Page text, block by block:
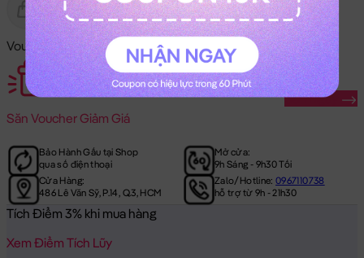
Gửi Tặng Hết Hàng
Voucher Mã Khuyến Mãi:
Săn Voucher Giảm Giá
Săn Ngay
Bảo Hành Gấu tại Shop
qua số điện thoại
Mở cửa:
9h Sáng - 9h30 Tối
Cửa Hàng:
486 Lê Văn Sỹ, P.14, Q.3, HCM
Zalo/Hotline:0967110738
hỗ trợ từ 9h - 21h30
Tích Điểm 3% khi mua hàng
Xem Điểm Tích Lũy